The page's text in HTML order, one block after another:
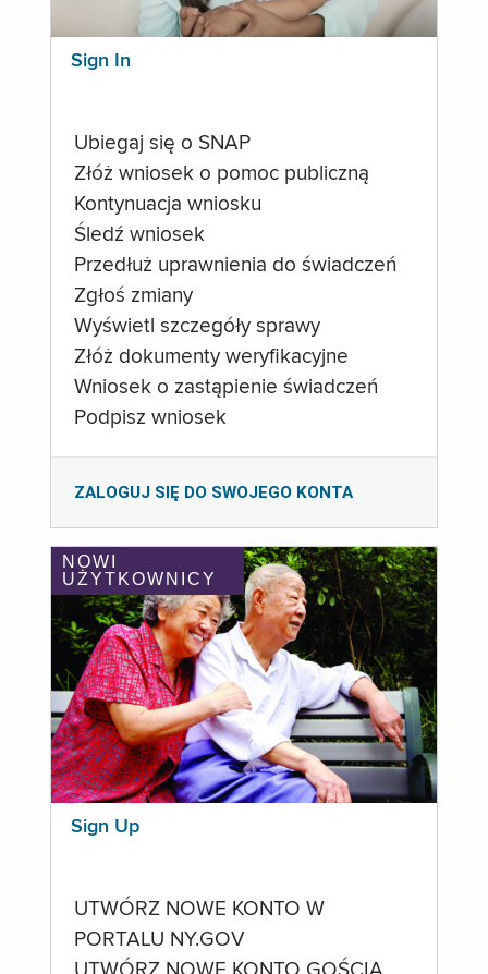
Sign In
Ubiegaj się o SNAP
Złóż wniosek o pomoc publiczną
Kontynuacja wniosku
Śledź wniosek
Przedłuż uprawnienia do świadczeń
Zgłoś zmiany
Wyświetl szczegóły sprawy
Złóż dokumenty weryfikacyjne
Wniosek o zastąpienie świadczeń
Podpisz wniosek
ZALOGUJ SIĘ DO SWOJEGO KONTA
NOWI
UŻYTKOWNICY
Sign Up
UTWÓRZ NOWE KONTO W
PORTALU NY.GOV